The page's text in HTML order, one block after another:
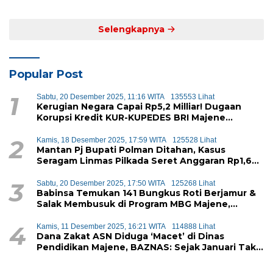
Selengkapnya
Popular Post
1 Sabtu, 20 Desember 2025, 11:16 WITA 135553 Lihat
Kerugian Negara Capai Rp5,2 Milliar! Dugaan
Korupsi Kredit KUR-KUPEDES BRI Majene
2 Kamis, 18 Desember 2025, 17:59 WITA 125528 Lihat
Mantan Pj Bupati Polman Ditahan, Kasus
Seragam Linmas Pilkada Seret Anggaran Rp1,6
3 Sabtu, 20 Desember 2025, 17:50 WITA 125268 Lihat
Babinsa Temukan 141 Bungkus Roti Berjamur &
Salak Membusuk di Program MBG Majene,
4 Kamis, 11 Desember 2025, 16:21 WITA 114888 Lihat
Dana Zakat ASN Diduga ‘Macet’ di Dinas
Pendidikan Majene, BAZNAS: Sejak Januari Tak